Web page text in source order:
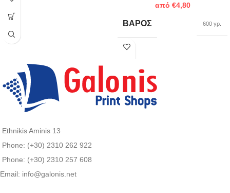
από €4,80
ΒΆΡΟΣ 600 γρ.
Ethnikis Aminis 13
Phone: (+30) 2310 262 922
Phone: (+30) 2310 257 608
Email: info@galonis.net